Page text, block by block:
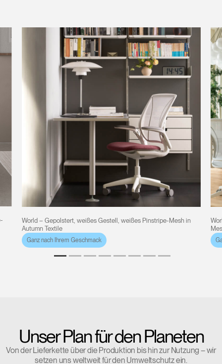
Wähle deinen Standort
anmelden Account erstellen
Box
World – Gepolstert, weißes Gestell, weißes Pinstripe-Mesh in
Autumn Textile
Ganz nach Ihrem Geschmack
Unser Plan für den Planeten
Von der Lieferkette über die Produktion bis hin zur Nutzung – wir
setzen uns weltweit für den Umweltschutz ein.